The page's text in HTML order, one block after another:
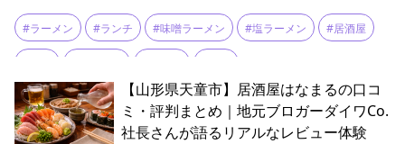
#ラーメン #ランチ #味噌ラーメン #塩ラーメン #居酒屋
【山形県天童市】居酒屋はなまるの口コ
ミ・評判まとめ｜地元ブロガーダイワCo.
社長さんが語るリアルなレビュー体験